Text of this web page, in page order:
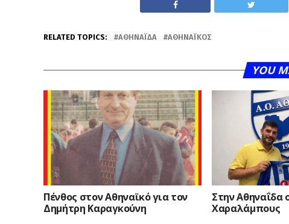
RELATED TOPICS: ΑΘΗΝΑΪΔΑ ΑΘΗΝΑΪΚΌΣ
YOU
Πένθος στον Αθηναϊκό για τον
Δημήτρη Καραγκούνη
Στην Αθηναΐδα
Χαραλάμπους